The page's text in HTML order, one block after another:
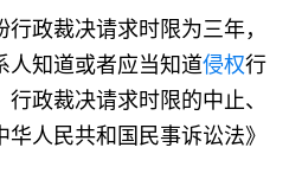
行政裁决请求时限为三年，
人知道或者应当知道侵权行
行政裁决请求时限的中止、
人民共和国民事诉讼法》